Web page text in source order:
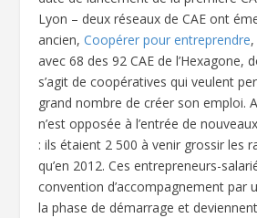
Lyon – deux réseaux de CAE ont
ancien,Coopérer pour entreprendre
avec 68 des 92 CAE de l’Hexagone,
s’agit de coopératives qui veulent
grand nombre de créer son emploi.
n’est opposée à l’entrée de
: ils étaient 2 500 à venir grossir les
qu’en 2012. Ces entrepreneurs-
convention d’accompagnement par
la phase de démarrage et